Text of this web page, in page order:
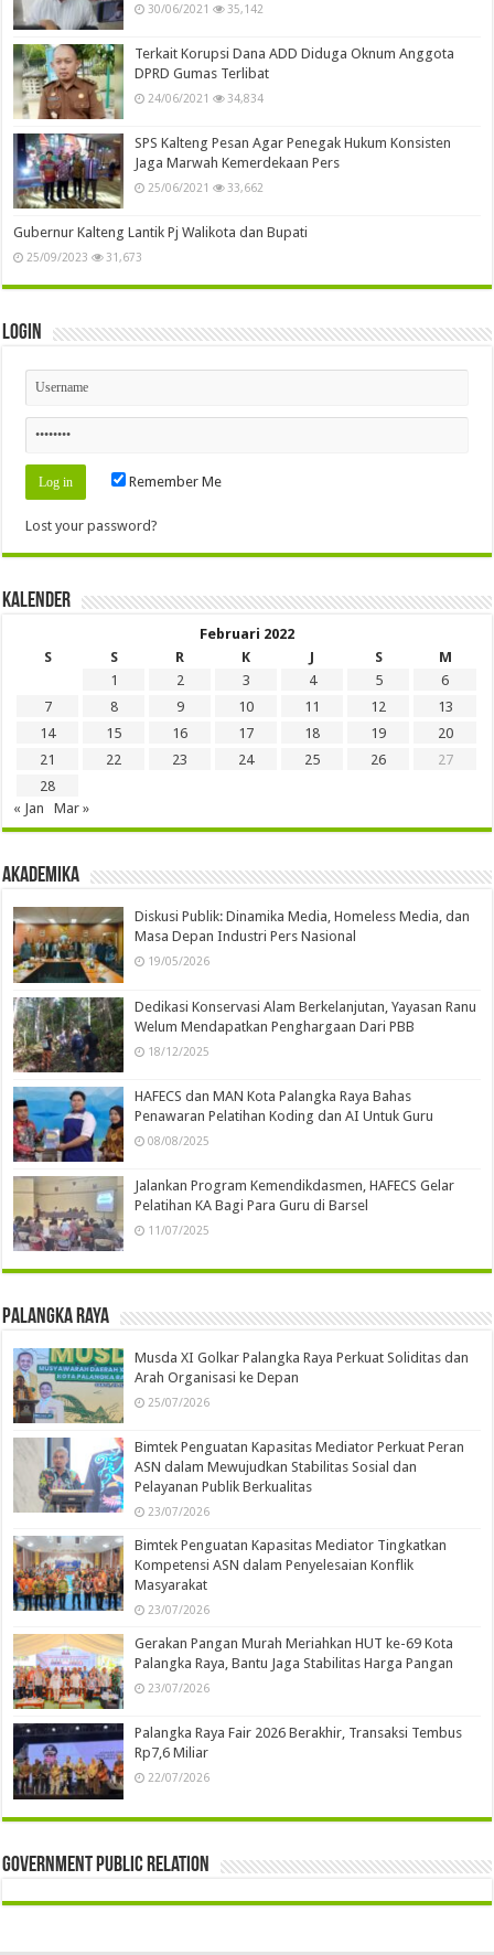
30/06/2021 35,142
Terkait Korupsi Dana ADD Diduga Oknum Anggota
DPRD Gumas Terlibat
24/06/2021 34,834
SPS Kalteng Pesan Agar Penegak Hukum Konsisten
Jaga Marwah Kemerdekaan Pers
25/06/2021 33,662
Gubernur Kalteng Lantik Pj Walikota dan Bupati
25/09/2023 31,673
Login
Remember Me
Lost your password?
Kalender
Februari 2022
S
S R K J S
M
1
2 3 4 5
6
7
8 9 10 11 12
13
14
15 16 17 18 19
20
21
22 23 24 25 26
27
28
« Jan
Mar »
Akademika
Diskusi Publik: Dinamika Media, Homeless Media, dan
Masa Depan Industri Pers Nasional
19/05/2026
Dedikasi Konservasi Alam Berkelanjutan, Yayasan Ranu
Welum Mendapatkan Penghargaan Dari PBB
18/12/2025
HAFECS dan MAN Kota Palangka Raya Bahas
Penawaran Pelatihan Koding dan AI Untuk Guru
08/08/2025
Jalankan Program Kemendikdasmen, HAFECS Gelar
Pelatihan KA Bagi Para Guru di Barsel
11/07/2025
Palangka Raya
Musda XI Golkar Palangka Raya Perkuat Soliditas dan
Arah Organisasi ke Depan
25/07/2026
Bimtek Penguatan Kapasitas Mediator Perkuat Peran
ASN dalam Mewujudkan Stabilitas Sosial dan
Pelayanan Publik Berkualitas
23/07/2026
Bimtek Penguatan Kapasitas Mediator Tingkatkan
Kompetensi ASN dalam Penyelesaian Konflik
Masyarakat
23/07/2026
Gerakan Pangan Murah Meriahkan HUT ke-69 Kota
Palangka Raya, Bantu Jaga Stabilitas Harga Pangan
23/07/2026
Palangka Raya Fair 2026 Berakhir, Transaksi Tembus
Rp7,6 Miliar
22/07/2026
Government Public Relation